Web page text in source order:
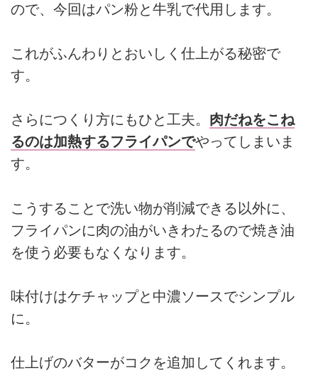
ので、今回はパン粉と牛乳で代用します。
これがふんわりとおいしく仕上がる秘密で
す。
さらにつくり方にもひと工夫。 肉だねをこね
るのは加熱するフライパンでやってしまいま
す。
こうすることで洗い物が削減できる以外に、
フライパンに肉の油がいきわたるので焼き油
を使う必要もなくなります。
味付けはケチャップと中濃ソースでシンプル
に。
仕上げのバターがコクを追加してくれます。